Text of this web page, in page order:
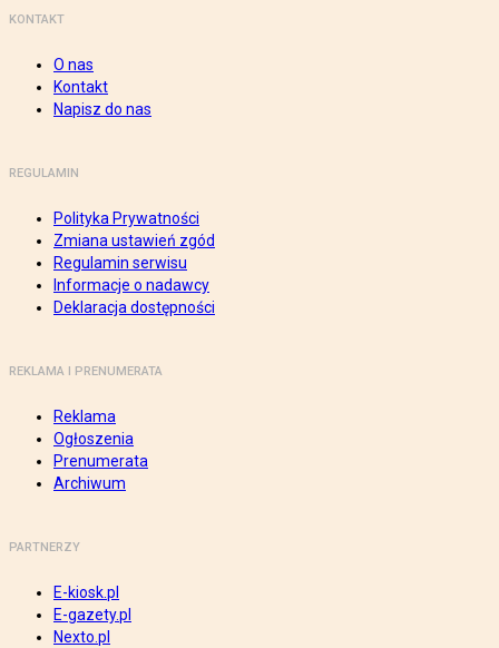
KONTAKT
O nas
Kontakt
Napisz do nas
REGULAMIN
Polityka Prywatności
Zmiana ustawień zgód
Regulamin serwisu
Informacje o nadawcy
Deklaracja dostępności
REKLAMA I PRENUMERATA
Reklama
Ogłoszenia
Prenumerata
Archiwum
PARTNERZY
E-kiosk.pl
E-gazety.pl
Nexto.pl